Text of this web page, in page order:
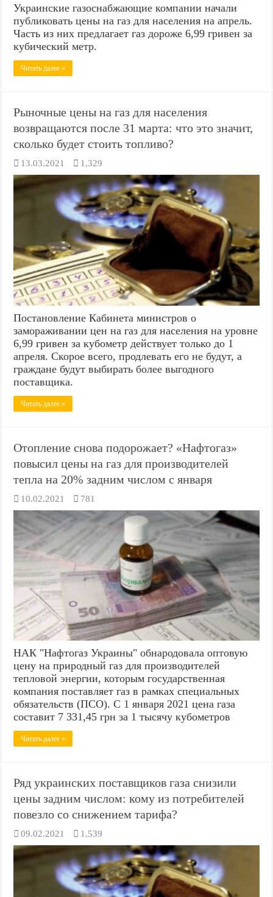
Украинские газоснабжающие компании начали
публиковать цены на газ для населения на апрель.
Часть из них предлагает газ дороже 6,99 гривен за
кубический метр.
Читать далее »
Рыночные цены на газ для населения
возвращаются после 31 марта: что это значит,
сколько будет стоить топливо?
13.03.2021 1,329
Постановление Кабинета министров о
замораживании цен на газ для населения на уровне
6,99 гривен за кубометр действует только до 1
апреля. Скорое всего, продлевать его не будут, а
граждане будут выбирать более выгодного
поставщика.
Читать далее »
Отопление снова подорожает? «Нафтогаз»
повысил цены на газ для производителей
тепла на 20% задним числом с января
10.02.2021 781
НАК "Нафтогаз Украины" обнародовала оптовую
цену на природный газ для производителей
тепловой энергии, которым государственная
компания поставляет газ в рамках специальных
обязательств (ПСО). С 1 января 2021 цена газа
составит 7 331,45 грн за 1 тысячу кубометров
Читать далее »
Ряд украинских поставщиков газа снизили
цены задним числом: кому из потребителей
повезло со снижением тарифа?
09.02.2021 1,539